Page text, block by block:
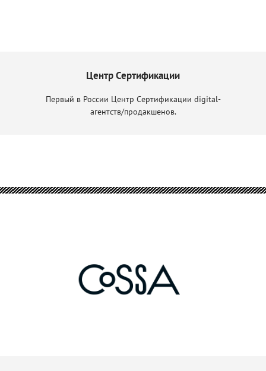
Центр Сертификации
Первый в России Центр Сертификации digital-
агентств/продакшенов.